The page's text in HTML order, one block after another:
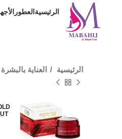
الرئيسيةالعطور
الرئيسية العناية